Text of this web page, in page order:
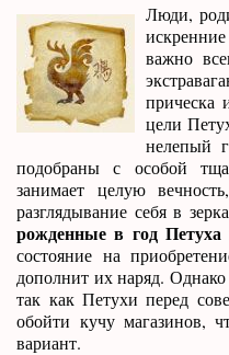
Люди,
важно
прическа
цели
нелепый
подобраны с особой
занимает целую
разглядывание себя в
рожденные в год Петуха
состояние на
дополнит их наряд.
так как Петухи перед
обойти кучу магазинов,
вариант.